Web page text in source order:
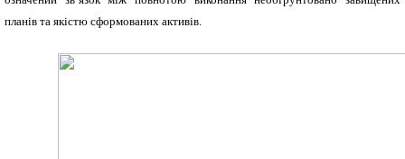
планів та якістю сформованих активів.